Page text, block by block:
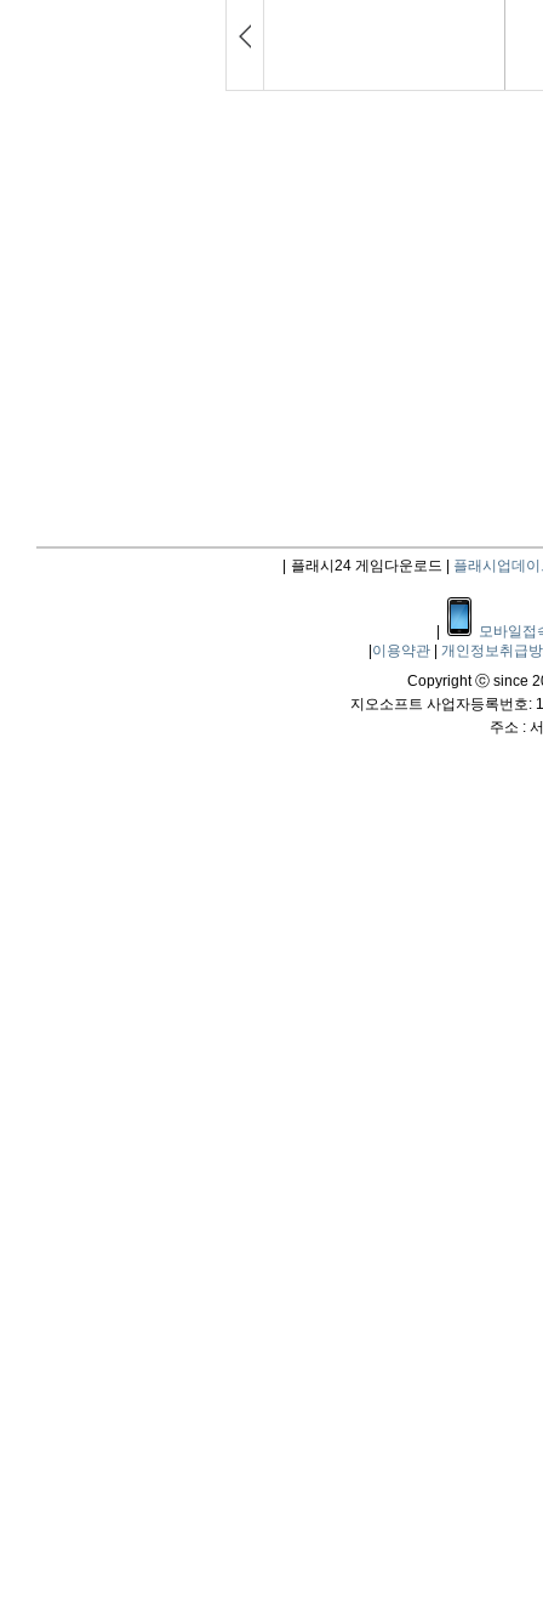
플래시24 게임다운로드 | 플래시업데이
모바일접
이용약관
개인정보취급
Copyright ⓒ since
지오소프트 사업자등록번호:
주소 :